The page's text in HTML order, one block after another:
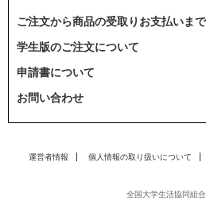
ご注文から商品の受取りお支払いまで
学生版のご注文について
申請書について
お問い合わせ
運営者情報 個人情報の取り扱いについて
全国大学生活協同組